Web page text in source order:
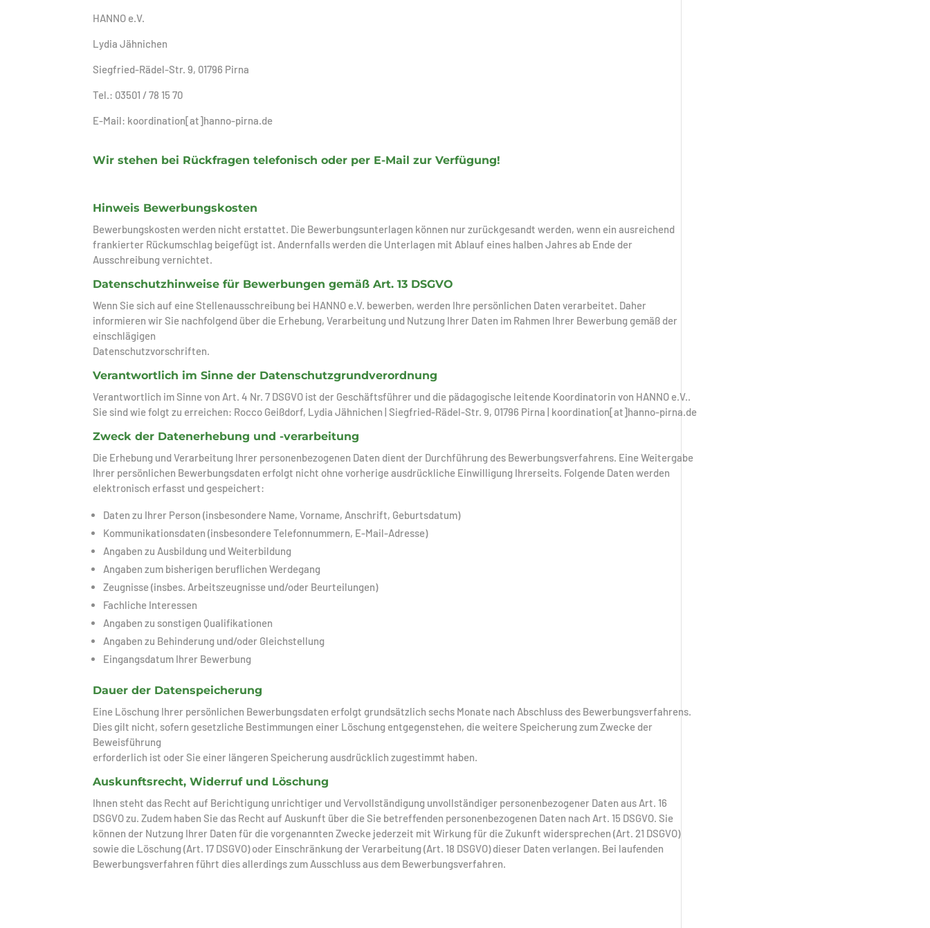
HANNO e.V.
Lydia Jähnichen
Siegfried-Rädel-Str. 9, 01796 Pirna
Tel.: 03501 / 78 15 70
E-Mail: koordination[at]hanno-pirna.de
Wir stehen bei Rückfragen telefonisch oder per E-Mail zur Verfügung!
Hinweis Bewerbungskosten
Bewerbungskosten werden nicht erstattet. Die Bewerbungsunterlagen können nur zurückgesandt werden, wenn ein ausreichend
frankierter Rückumschlag beigefügt ist. Andernfalls werden die Unterlagen mit Ablauf eines halben Jahres ab Ende der
Ausschreibung vernichtet.
Datenschutzhinweise für Bewerbungen gemäß Art. 13 DSGVO
Wenn Sie sich auf eine Stellenausschreibung bei HANNO e.V. bewerben, werden Ihre persönlichen Daten verarbeitet. Daher
informieren wir Sie nachfolgend über die Erhebung, Verarbeitung und Nutzung Ihrer Daten im Rahmen Ihrer Bewerbung gemäß der
einschlägigen
Datenschutzvorschriften.
Verantwortlich im Sinne der Datenschutzgrundverordnung
Verantwortlich im Sinne von Art. 4 Nr. 7 DSGVO ist der Geschäftsführer und die pädagogische leitende Koordinatorin von HANNO e.V..
Sie sind wie folgt zu erreichen: Rocco Geißdorf, Lydia Jähnichen | Siegfried-Rädel-Str. 9, 01796 Pirna | koordination[at]hanno-pirna.de
Zweck der Datenerhebung und -verarbeitung
Die Erhebung und Verarbeitung Ihrer personenbezogenen Daten dient der Durchführung des Bewerbungsverfahrens. Eine Weitergabe
Ihrer persönlichen Bewerbungsdaten erfolgt nicht ohne vorherige ausdrückliche Einwilligung Ihrerseits. Folgende Daten werden
elektronisch erfasst und gespeichert:
Daten zu Ihrer Person (insbesondere Name, Vorname, Anschrift, Geburtsdatum)
Kommunikationsdaten (insbesondere Telefonnummern, E-Mail-Adresse)
Angaben zu Ausbildung und Weiterbildung
Angaben zum bisherigen beruflichen Werdegang
Zeugnisse (insbes. Arbeitszeugnisse und/oder Beurteilungen)
Fachliche Interessen
Angaben zu sonstigen Qualifikationen
Angaben zu Behinderung und/oder Gleichstellung
Eingangsdatum Ihrer Bewerbung
Dauer der Datenspeicherung
Eine Löschung Ihrer persönlichen Bewerbungsdaten erfolgt grundsätzlich sechs Monate nach Abschluss des Bewerbungsverfahrens.
Dies gilt nicht, sofern gesetzliche Bestimmungen einer Löschung entgegenstehen, die weitere Speicherung zum Zwecke der
Beweisführung
erforderlich ist oder Sie einer längeren Speicherung ausdrücklich zugestimmt haben.
Auskunftsrecht, Widerruf und Löschung
Ihnen steht das Recht auf Berichtigung unrichtiger und Vervollständigung unvollständiger personenbezogener Daten aus Art. 16
DSGVO zu. Zudem haben Sie das Recht auf Auskunft über die Sie betreffenden personenbezogenen Daten nach Art. 15 DSGVO. Sie
können der Nutzung Ihrer Daten für die vorgenannten Zwecke jederzeit mit Wirkung für die Zukunft widersprechen (Art. 21 DSGVO)
sowie die Löschung (Art. 17 DSGVO) oder Einschränkung der Verarbeitung (Art. 18 DSGVO) dieser Daten verlangen. Bei laufenden
Bewerbungsverfahren führt dies allerdings zum Ausschluss aus dem Bewerbungsverfahren.